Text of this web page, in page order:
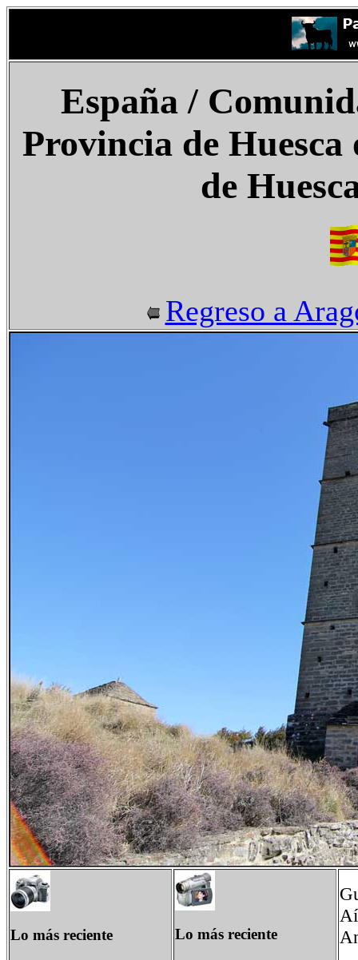
España /
Provincia de Huesca
de
Regreso a
Lo más reciente Lo más reciente